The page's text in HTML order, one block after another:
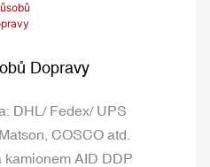
Dopravy
DHL/ Fedex/ UPS
COSCO atd.
kamionem AID DDP